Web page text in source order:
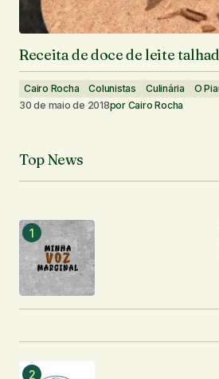
Receita de doce de leite
Cairo Rocha Colunistas Culinária
O
30 de maio de 2018por Cairo Rocha
Top News